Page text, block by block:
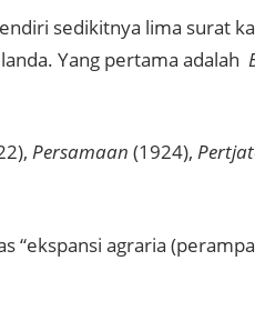
sedikitnya lima surat
Yang pertama adalah
Persamaan (1924),
“ekspansi agraria